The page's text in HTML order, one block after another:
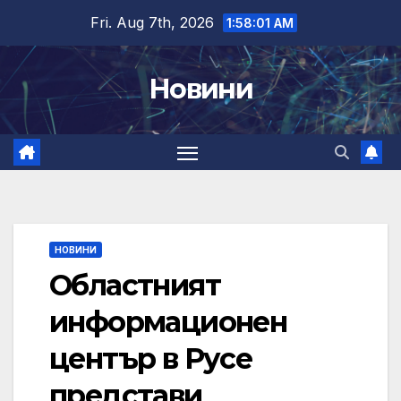
content
Fri. Aug 7th, 2026 1:58:02 AM
Новини
НОВИНИ
Областният
информационен
център в Русе